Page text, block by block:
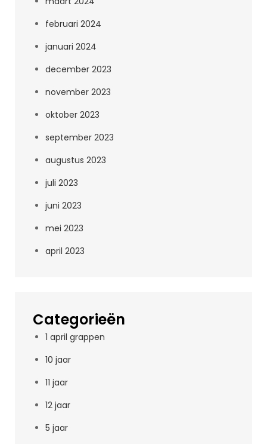
februari 2024
januari 2024
december 2023
november 2023
oktober 2023
september 2023
augustus 2023
juli 2023
juni 2023
mei 2023
april 2023
Categorieën
1 april grappen
10 jaar
11 jaar
12 jaar
5 jaar